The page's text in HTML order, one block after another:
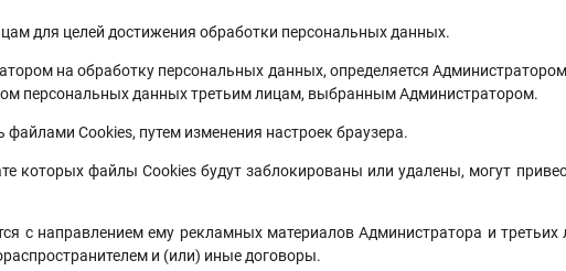
для целей достижения обработки персональных данных.
на обработку персональных данных, определяется
персональных данных третьим лицам, выбранным Администратором.
Cookies, путем изменения настроек браузера.
которых файлы Cookies будут заблокированы или удалены, могут
ему рекламных материалов Администратора и третьих
и (или) иные договоры.